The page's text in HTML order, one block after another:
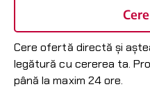
Cere ofertă directă și
legătură cu cererea ta.
până la maxim 24 ore.